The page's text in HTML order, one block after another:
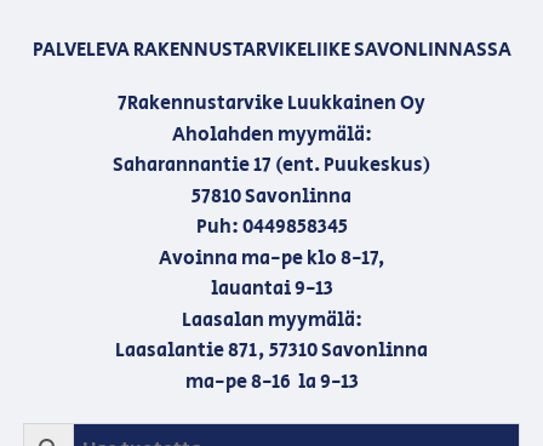
PALVELEVA RAKENNUSTARVIKELIIKE SAVONLINNASSA
7Rakennustarvike Luukkainen Oy
Aholahden myymälä:
Saharannantie 17 (ent. Puukeskus)
57810 Savonlinna
Puh: 0449858345
Avoinna ma-pe klo 8-17,
lauantai 9-13
Laasalan myymälä:
Laasalantie 871, 57310 Savonlinna
ma-pe 8-16 la 9-13